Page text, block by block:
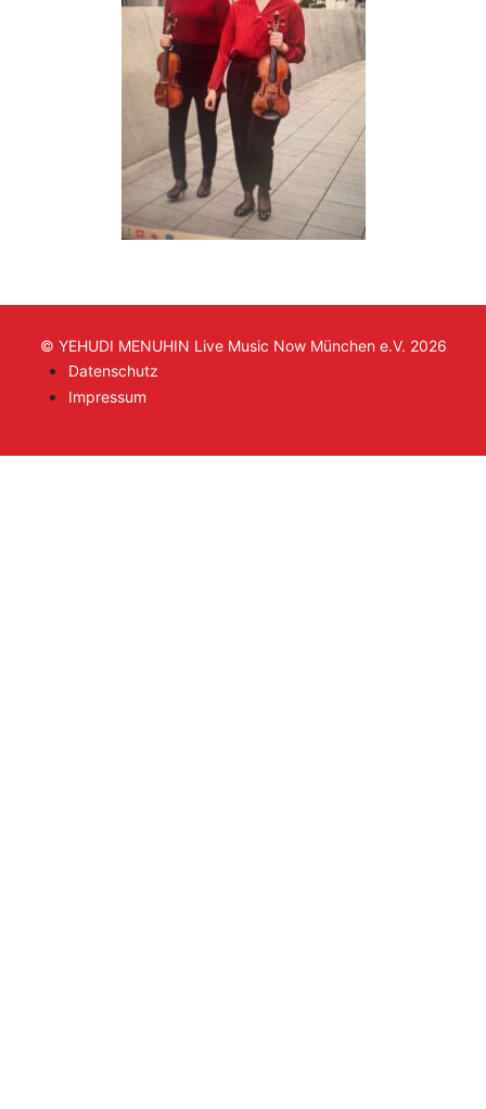
© YEHUDI MENUHIN Live Music Now München e.V. 2026
Datenschutz
Impressum